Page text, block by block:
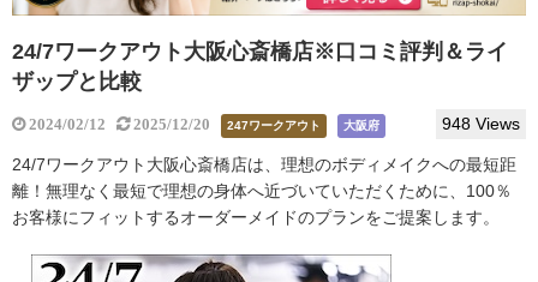
24/7ワークアウト大阪心斎橋店※口コミ評判＆ライ
ザップと比較
2024/02/12 2025/12/20 247ワークアウト 大阪府 948 Views
24/7ワークアウト大阪心斎橋店は、理想のボディメイクへの最短距
離！無理なく最短で理想の身体へ近づいていただくために、100％
お客様にフィットするオーダーメイドのプランをご提案します。